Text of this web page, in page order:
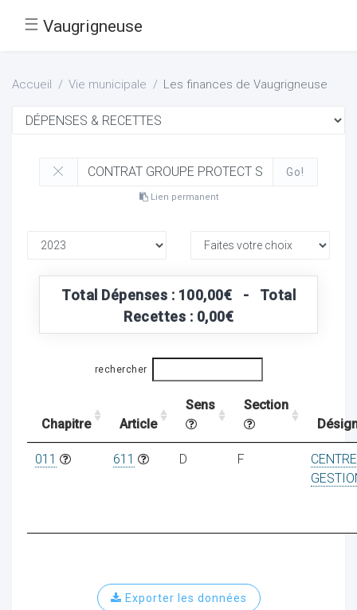
☰ Vaugrigneuse
Accueil Vie municipale Les finances de Vaugrigneuse
Go!
Lien permanent
Total Dépenses : 100,00€ - Total
Recettes : 0,00€
rechercher
Chapitre Article
Sens
Section
011 611 D F
Exporter les données